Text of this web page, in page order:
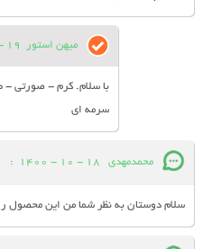
میهن استور 19 - 09 - 1400
با سلام. کرم - صورتی
سرمه ای
محمدمهدی 18 - 10 - 1400
:
سلام دوستان به نظر شما من این محصول